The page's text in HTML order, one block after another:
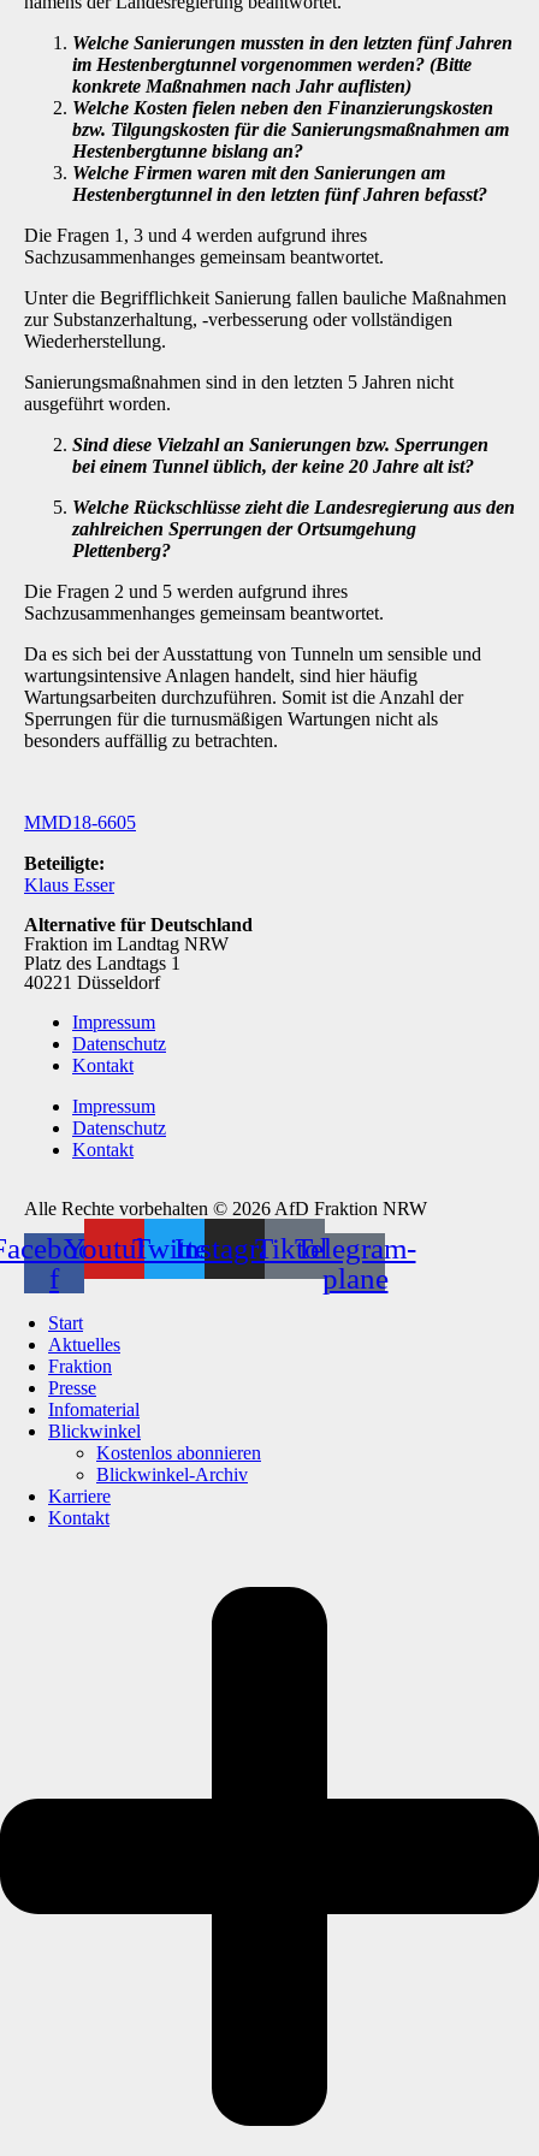
Welche Sanierungen mussten in den letzten fünf Jahren
im Hestenbergtunnel vor­genommen werden? (Bitte
konkrete Maßnahmen nach Jahr auflisten)
Welche Kosten fielen neben den Finanzierungskosten
bzw. Tilgungskosten für die Sanierungsmaßnahmen am
Hestenbergtunne bislang an?
Welche Firmen waren mit den Sanierungen am
Hestenbergtunnel in den letzten fünf Jahren befasst?
Die Fragen 1, 3 und 4 werden aufgrund ihres
Sachzusammenhanges gemeinsam beantwor­tet.
Unter die Begrifflichkeit Sanierung fallen bauliche Maßnahmen
zur Substanzerhaltung, -verbesserung oder vollständigen
Wiederherstellung.
Sanierungsmaßnahmen sind in den letzten 5 Jahren nicht
ausgeführt worden.
Sind diese Vielzahl an Sanierungen bzw. Sperrungen
bei einem Tunnel üblich, derkeine 20 Jahre alt ist?
Welche Rückschlüsse zieht die Landesregierung aus den
zahlreichen Sperrungen der Ortsumgehung
Plettenberg?
Die Fragen 2 und 5 werden aufgrund ihres
Sachzusammenhanges gemeinsam beantwortet.
Da es sich bei der Ausstattung von Tunneln um sensible und
wartungsintensive Anlagen handelt, sind hier häufig
Wartungsarbeiten durchzuführen. Somit ist die Anzahl der
Sperrun­gen für die turnusmäßigen Wartungen nicht als
besonders auffällig zu betrachten.
MMD18-6605
Beteiligte:
Klaus Esser
Alternative für Deutschland
Fraktion im Landtag NRW
Platz des Landtags 1
40221 Düsseldorf
Impressum
Datenschutz
Kontakt
Impressum
Datenschutz
Kontakt
Alle Rechte vorbehalten © 2026 AfD Fraktion NRW
f
YoutubeTwitterInstagramTiktokTelegram-
plane
Start
Aktuelles
Fraktion
Presse
Infomaterial
Blickwinkel
Kostenlos abonnieren
Blickwinkel-Archiv
Karriere
Kontakt